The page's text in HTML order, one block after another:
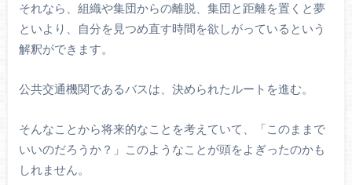
それなら、組織や集団からの離脱、集団と距離を置くと夢
といより、自分を見つめ直す時間を欲しがっているという
解釈ができます。
公共交通機関であるバスは、決められたルートを進む。
そんなことから将来的なことを考えていて、「このままで
いいのだろうか？」このようなことが頭をよぎったのかも
しれません。